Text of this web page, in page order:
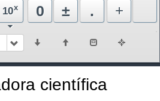
10x 0 ± . +
científica